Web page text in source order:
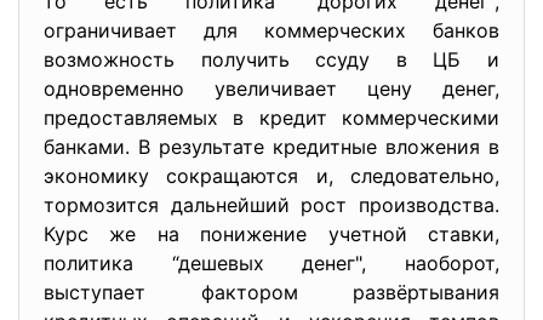
ограничивает для коммерческих банков
возможность получить ссуду в ЦБ и
одновременно увеличивает цену денег,
предоставляемых в кредит коммерческими
банками. В результате кредитные вложения в
экономику сокращаются и, следовательно,
тормозится дальнейший рост производства.
Курс же на понижение учетной ставки,
политика “дешевых денег", наоборот,
выступает фактором развёртывания